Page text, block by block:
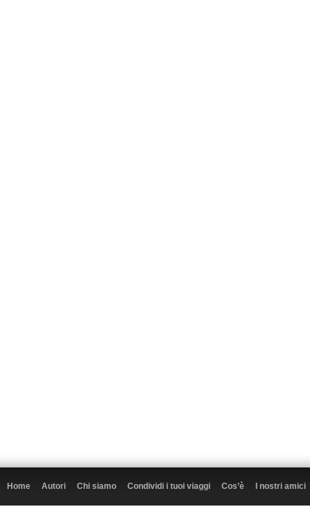
Home Autori Chi siamo Condividi i tuoi viaggi Cos’è I nostri amici